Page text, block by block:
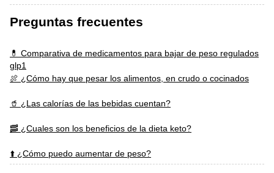
Preguntas frecuentes
💊 Comparativa de medicamentos para bajar de peso regulados
glp1
🍖 ¿Cómo hay que pesar los alimentos, en crudo o cocinados
🥤 ¿Las calorías de las bebidas cuentan?
🥓 ¿Cuales son los beneficios de la dieta keto?
⬆️ ¿Cómo puedo aumentar de peso?